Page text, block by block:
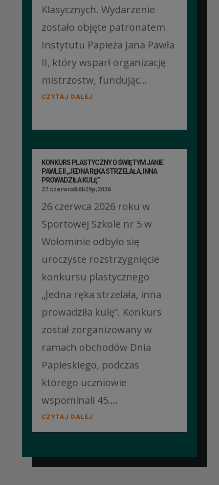
Klasycznych. Wydarzenie
zostało objęte patronatem
Instytutu Papieża Jana Pawła
II, który wsparł organizację
mistrzostw, fundując...
CZYTAJ DALEJ
KONKURS PLASTYCZNY O ŚWIĘTYM JANIE
PAWLE II „JEDNA RĘKA STRZELAŁA, INNA
PROWADZIŁA KULĘ”
27 czerwca&6b29p;2026
26 czerwca 2026 roku w
Sportowej Szkole nr 5 w
Wołominie odbyło się
uroczyste rozstrzygnięcie
konkursu plastycznego
„Jedna ręka strzelała, inna
prowadziła kulę”. Konkurs
został zorganizowany w
ramach obchodów Dnia
Papieskiego, podczas
którego uczniowie
wspominali 45....
CZYTAJ DALEJ